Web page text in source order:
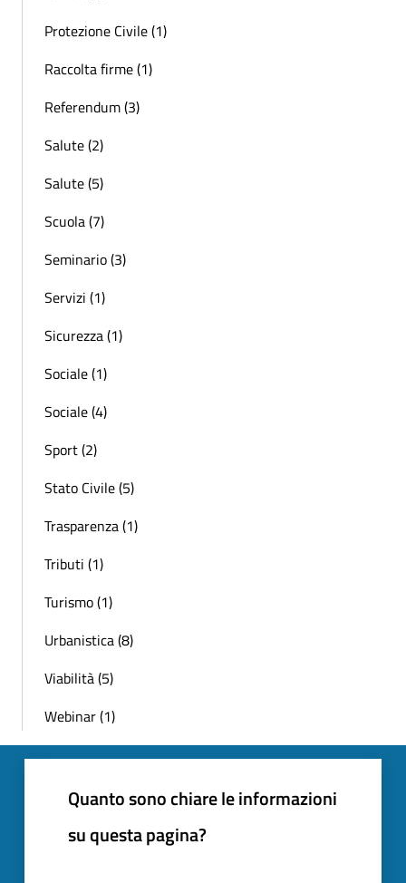
Protezione Civile (1)
Raccolta firme (1)
Referendum (3)
Salute (2)
Salute (5)
Scuola (7)
Seminario (3)
Servizi (1)
Sicurezza (1)
Sociale (1)
Sociale (4)
Sport (2)
Stato Civile (5)
Trasparenza (1)
Tributi (1)
Turismo (1)
Urbanistica (8)
Viabilità (5)
Webinar (1)
Quanto sono chiare le informazioni
su questa pagina?